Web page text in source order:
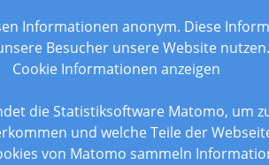
Informationen anonym. Diese
Besucher unsere Website nutzen.
Cookie Informationen anzeigen
die Statistiksoftware Matomo, um
und welche Teile der
von Matomo sammeln